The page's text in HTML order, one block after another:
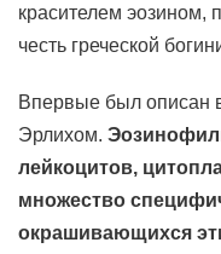
красителем эозином,
честь греческой
Впервые был
Эрлихом.
лейкоцитов,
множество
окрашивающихся